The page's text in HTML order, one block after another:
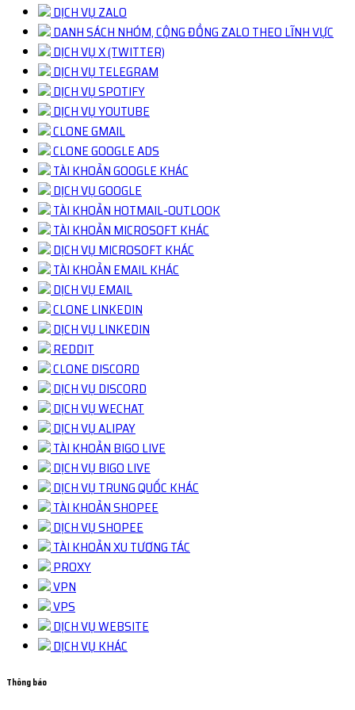
DỊCH VỤ ZALO
DANH SÁCH NHÓM, CỘNG ĐỒNG ZALO THEO LĨNH VỰC
DỊCH VỤ X (TWITTER)
DỊCH VỤ TELEGRAM
DỊCH VỤ SPOTIFY
DỊCH VỤ YOUTUBE
CLONE GMAIL
CLONE GOOGLE ADS
TÀI KHOẢN GOOGLE KHÁC
DỊCH VỤ GOOGLE
TÀI KHOẢN HOTMAIL-OUTLOOK
TÀI KHOẢN MICROSOFT KHÁC
DỊCH VỤ MICROSOFT KHÁC
TÀI KHOẢN EMAIL KHÁC
DỊCH VỤ EMAIL
CLONE LINKEDIN
DỊCH VỤ LINKEDIN
REDDIT
CLONE DISCORD
DỊCH VỤ DISCORD
DỊCH VỤ WECHAT
DỊCH VỤ ALIPAY
TÀI KHOẢN BIGO LIVE
DỊCH VỤ BIGO LIVE
DỊCH VỤ TRUNG QUỐC KHÁC
TÀI KHOẢN SHOPEE
DỊCH VỤ SHOPEE
TÀI KHOẢN XU TƯƠNG TÁC
PROXY
VPN
VPS
DỊCH VỤ WEBSITE
DỊCH VỤ KHÁC
Thông báo